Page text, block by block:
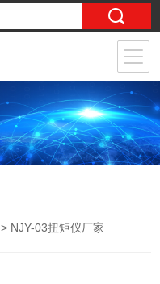
> NJY-03扭矩仪厂家